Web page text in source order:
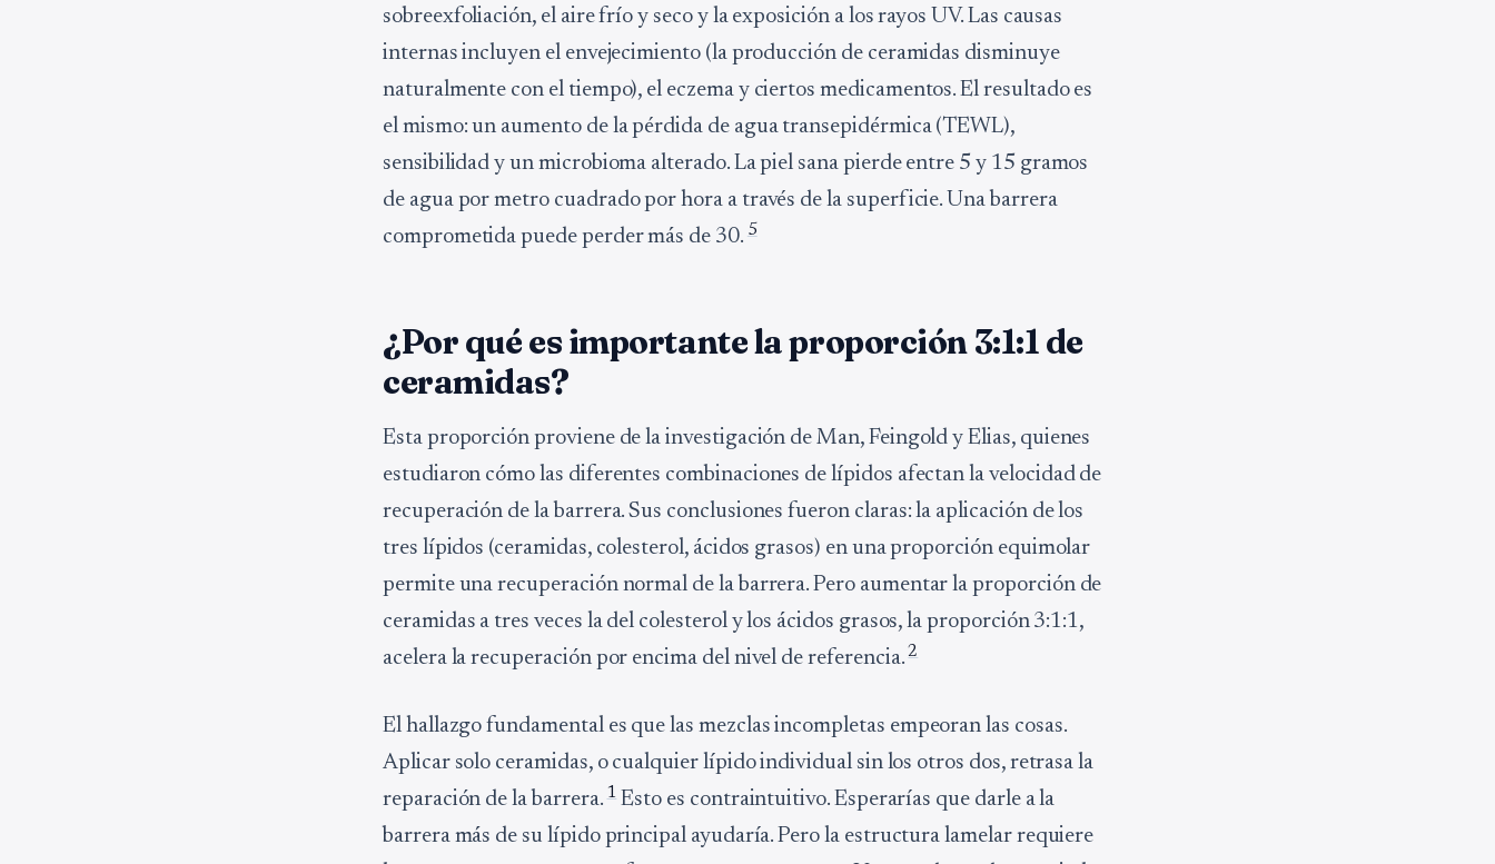
sobreexfoliación, el aire frío y seco y la exposición a los rayos UV. Las causas
internas incluyen el envejecimiento (la producción de ceramidas disminuye
naturalmente con el tiempo), el eczema y ciertos medicamentos. El resultado es
el mismo: un aumento de la pérdida de agua transepidérmica (TEWL),
sensibilidad y un microbioma alterado. La piel sana pierde entre 5 y 15 gramos
de agua por metro cuadrado por hora a través de la superficie. Una barrera
comprometida puede perder más de 30. 5
¿Por qué es importante la proporción 3:1:1 de
ceramidas?
Esta proporción proviene de la investigación de Man, Feingold y Elias, quienes
estudiaron cómo las diferentes combinaciones de lípidos afectan la velocidad de
recuperación de la barrera. Sus conclusiones fueron claras: la aplicación de los
tres lípidos (ceramidas, colesterol, ácidos grasos) en una proporción equimolar
permite una recuperación normal de la barrera. Pero aumentar la proporción de
ceramidas a tres veces la del colesterol y los ácidos grasos, la proporción 3:1:1,
acelera la recuperación por encima del nivel de referencia.2
El hallazgo fundamental es que las mezclas incompletas empeoran las cosas.
Aplicar solo ceramidas, o cualquier lípido individual sin los otros dos, retrasa la
reparación de la barrera. 1 Esto es contraintuitivo. Esperarías que darle a la
barrera más de su lípido principal ayudaría. Pero la estructura lamelar requiere